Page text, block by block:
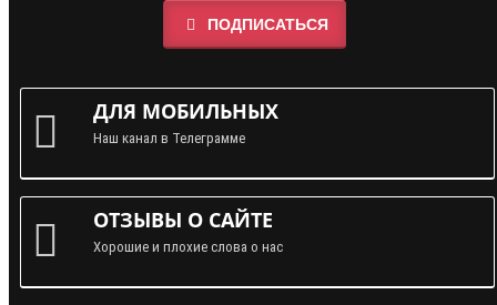
ПОДПИСАТЬСЯ
ДЛЯ МОБИЛЬНЫХ
Наш канал в Телеграмме
ОТЗЫВЫ О САЙТЕ
Хорошие и плохие слова о нас